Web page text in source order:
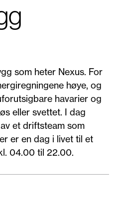
som heter Nexus. For
høye, og
havarier og
eller svettet. I dag
et driftsteam som
er en dag i livet til et
04.00 til 22.00.